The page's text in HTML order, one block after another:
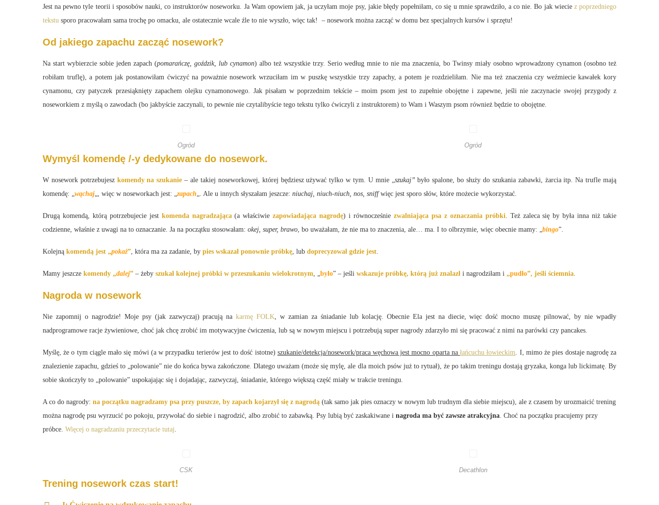
Jest na pewno tyle teorii i sposobów nauki, co instruktorów noseworku. Ja Wam opowiem jak, ja uczyłam moje psy, jakie błędy popełniłam, co się u mnie sprawdziło, a co nie. Bo jak wiecie z poprzedniego
tekstu sporo pracowałam sama trochę po omacku, ale ostatecznie wcale źle to nie wyszło, więc tak! – nosework można zacząć w domu bez specjalnych kursów i sprzętu!
Od jakiego zapachu zacząć nosework?
Na start wybierzcie sobie jeden zapach (pomarańczę, goździk, lub cynamon) albo też wszystkie trzy. Serio według mnie to nie ma znaczenia, bo Twinsy miały osobno wprowadzony cynamon (osobno też
robiłam truflę), a potem jak postanowiłam ćwiczyć na poważnie nosework wrzuciłam im w puszkę wszystkie trzy zapachy, a potem je rozdzieliłam. Nie ma też znaczenia czy weźmiecie kawałek kory
cynamonu, czy patyczek przesiąknięty zapachem olejku cynamonowego. Jak pisałam w poprzednim tekście – moim psom jest to zupełnie obojętne i zapewne, jeśli nie zaczynacie swojej przygody z
noseworkiem z myślą o zawodach (bo jakbyście zaczynali, to pewnie nie czytalibyście tego tekstu tylko ćwiczyli z instruktorem) to Wam i Waszym psom również będzie to obojętne.
Ogród Ogród
Wymyśl komendę /-y dedykowane do nosework.
W nosework potrzebujesz komendy na szukanie – ale takiej noseworkowej, której będziesz używać tylko w tym. U mnie „szukaj” było spalone, bo służy do szukania zabawki, żarcia itp. Na trufle mają
komendę: „wąchaj„, więc w noseworkach jest: „zapach„. Ale u innych słyszałam jeszcze: niuchaj, niuch-niuch, nos, sniffwięc jest sporo słów, które możecie wykorzystać.
Drugą komendą, którą potrzebujecie jest komenda nagradzająca(a właściwiezapowiadająca nagrodę) i równocześnie zwalniająca psa z oznaczania próbki. Też zaleca się by była inna niż takie
codzienne, właśnie z uwagi na to oznaczanie. Ja na początku stosowałam: okej, super, brawo, bo uważałam, że nie ma to znaczenia, ale… ma. I to olbrzymie, więc obecnie mamy: „bingo”.
Kolejną komendą jest „pokaż”, która ma za zadanie, by pies wskazał ponownie próbkę, lub doprecyzował gdzie jest.
Mamy jeszcze komendy „dalej” – żeby szukał kolejnej próbki w przeszukaniu wielokrotnym, „było” – jeśli wskazuje próbkę, którą już znalazł i nagrodziłam i „pudło”, jeśli ściemnia.
Nagroda w nosework
Nie zapomnij o nagrodzie! Moje psy (jak zazwyczaj) pracują nakarmę FOLK, w zamian za śniadanie lub kolację. Obecnie Ela jest na diecie, więc dość mocno muszę pilnować, by nie wpadły
nadprogramowe racje żywieniowe, choć jak chcę zrobić im motywacyjne ćwiczenia, lub są w nowym miejscu i potrzebują super nagrody zdarzyło mi się pracować z nimi na parówki czy pancakes.
Myślę, że o tym ciągle mało się mówi (a w przypadku terierów jest to dość istotne) szukanie/detekcja/nosework/praca węchowa jest mocno oparta nałańcuchu łowieckim. I, mimo że pies dostaje nagrodę za
znalezienie zapachu, gdzieś to „polowanie” nie do końca bywa zakończone. Dlatego uważam (może się mylę, ale dla moich psów już to rytuał), że po takim treningu dostają gryzaka, konga lub lickimatę. By
sobie skończyły to „polowanie” uspokajając się i dojadając, zazwyczaj, śniadanie, którego większą część miały w trakcie treningu.
A co do nagrody: na początku nagradzamy psa przy puszcze, by zapach kojarzył się z nagrodą (tak samo jak pies oznaczy w nowym lub trudnym dla siebie miejscu), ale z czasem by urozmaicić trening
można nagrodę psu wyrzucić po pokoju, przywołać do siebie i nagrodzić, albo zrobić to zabawką. Psy lubią być zaskakiwane i nagroda ma być zawsze atrakcyjna. Choć na początku pracujemy przy
próbce. Więcej o nagradzaniu przeczytacie tutaj.
CSK Decathlon
Trening nosework czas start!